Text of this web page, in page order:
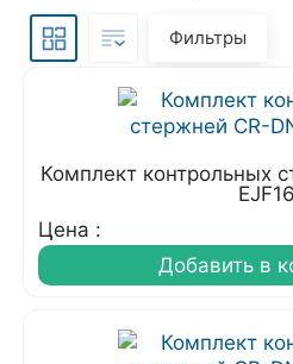
Фильтры
Комплект контрольных
EJF16
Цена :
Добавить в